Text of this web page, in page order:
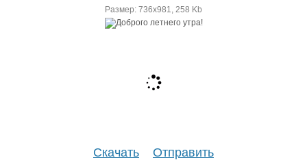
Размер: 736х981, 258 Kb
Скачать Отправить